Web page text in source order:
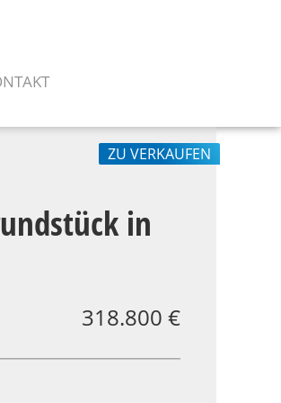
ZU VERKAUFEN
in
318.800 €